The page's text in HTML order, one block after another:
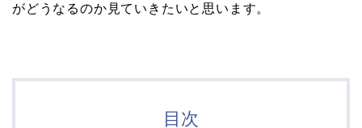
がどうなるのか見ていきたいと思います。
目次